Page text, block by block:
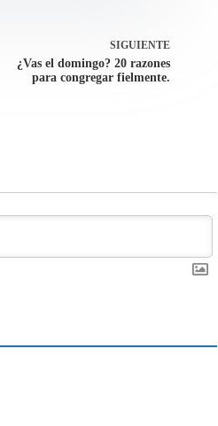
SIGUIENTE
¿Vas el domingo? 20 razones
para congregar fielmente.